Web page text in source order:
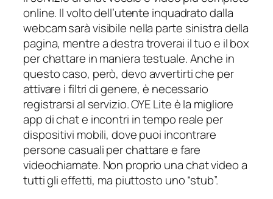
online. Il volto dell’utente inquadrato dalla
webcam sarà visibile nella parte sinistra della
pagina, mentre a destra troverai il tuo e il box
per chattare in maniera testuale. Anche in
questo caso, però, devo avvertirti che per
attivare i filtri di genere, è necessario
registrarsi al servizio. OYE Lite è la migliore
app di chat e incontri in tempo reale per
dispositivi mobili, dove puoi incontrare
persone casuali per chattare e fare
videochiamate. Non proprio una chat video a
tutti gli effetti, ma piuttosto uno “stub”.